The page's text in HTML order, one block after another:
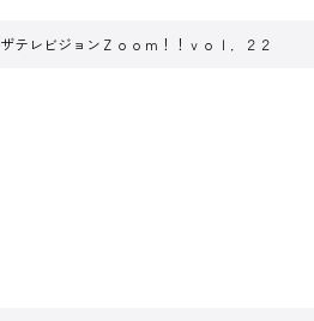
ザテレビジョンＺｏｏｍ！！ｖｏｌ．２２